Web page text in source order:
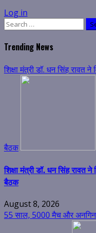
Log in
Search
Trending News
शिक्षा मंत्री डॉ. धन सिंह रावत
बैठक
शिक्षा मंत्री डॉ. धन सिंह रावत
बैठक
August 8, 2026
55 साल, 5000 मैच और